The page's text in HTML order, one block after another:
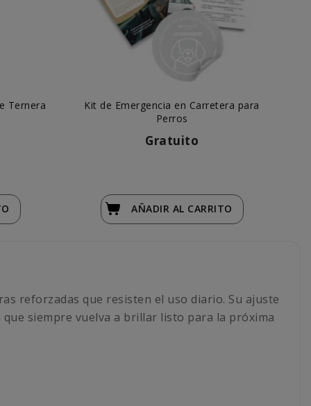
Ternera
Kit de Emergencia en Carretera para
Perros
Gratuito
AÑADIR AL CARRITO
reforzadas que resisten el uso diario. Su ajuste
siempre vuelva a brillar listo para la próxima